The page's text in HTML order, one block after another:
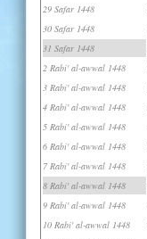
29 Safar 1448
30 Safar 1448
31 Safar 1448
2 Rabi' al-awwal 1448
3 Rabi' al-awwal 1448
4 Rabi' al-awwal 1448
5 Rabi' al-awwal 1448
6 Rabi' al-awwal 1448
7 Rabi' al-awwal 1448
8 Rabi' al-awwal 1448
9 Rabi' al-awwal 1448
10 Rabi' al-awwal 1448